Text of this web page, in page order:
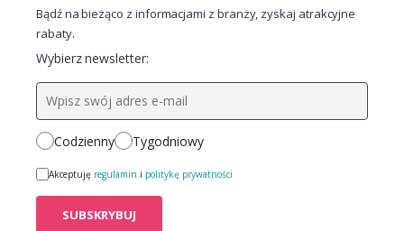
Bądź na bieżąco z informacjami z branży, zyskaj atrakcyjne
rabaty.
Wybierz newsletter:
Codzienny Tygodniowy
Akceptuję regulamin i politykę prywatności